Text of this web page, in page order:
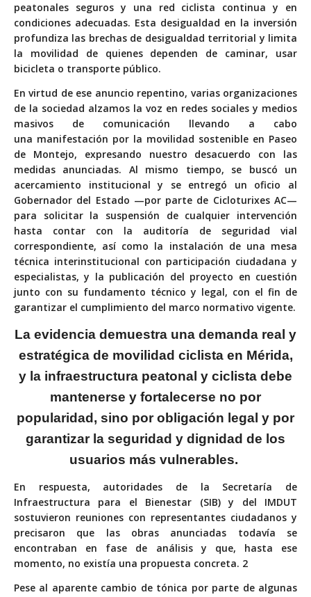
peatonales seguros y una red ciclista continua y en
condiciones adecuadas. Esta desigualdad en la inversión
profundiza las brechas de desigualdad territorial y limita
la movilidad de quienes dependen de caminar, usar
bicicleta o transporte público.
En virtud de ese anuncio repentino, varias organizaciones
de la sociedad alzamos la voz en redes sociales y medios
masivos de comunicación llevando a cabo
una manifestación por la movilidad sostenible en Paseo
de Montejo, expresando nuestro desacuerdo con las
medidas anunciadas. Al mismo tiempo, se buscó un
acercamiento institucional y se entregó un oficio al
Gobernador del Estado —por parte de Cicloturixes AC—
para solicitar la suspensión de cualquier intervención
hasta contar con la auditoría de seguridad vial
correspondiente, así como la instalación de una mesa
técnica interinstitucional con participación ciudadana y
especialistas, y la publicación del proyecto en cuestión
junto con su fundamento técnico y legal, con el fin de
garantizar el cumplimiento del marco normativo vigente.
La evidencia demuestra una demanda real y
estratégica de movilidad ciclista en Mérida,
y la infraestructura peatonal y ciclista debe
mantenerse y fortalecerse no por
popularidad, sino por obligación legal y por
garantizar la seguridad y dignidad de los
usuarios más vulnerables.
En respuesta, autoridades de la Secretaría de
Infraestructura para el Bienestar (SIB) y del IMDUT
sostuvieron reuniones con representantes ciudadanos y
precisaron que las obras anunciadas todavía se
encontraban en fase de análisis y que, hasta ese
momento, no existía una propuesta concreta. 2
Pese al aparente cambio de tónica por parte de algunas